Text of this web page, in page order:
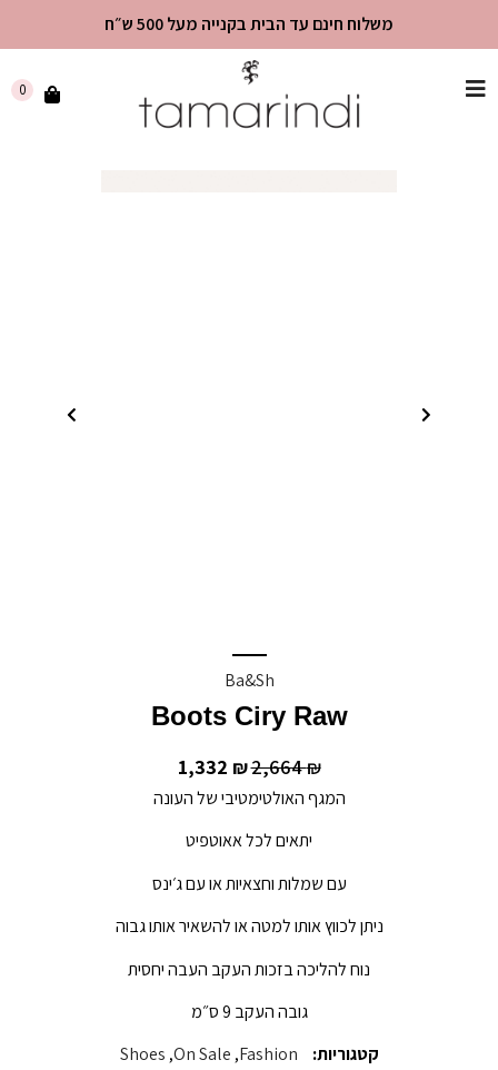
שִׂים
משלוח חינם עד הבית בקנייה מעל 500 ש״ח
0
Ba&sh
Boots Ciry Raw
2,664₪
1,332 ₪
המגף האולטימטיבי של העונה
יתאים לכל אאוטפיט
עם שמלות וחצאיות או עם ג׳ינס
ניתן לכווץ אותו למטה או להשאיר אותו גבוה
נוח להליכה בזכות העקב העבה יחסית
גובה העקב 9 ס״מ
קטגוריות:
Fashion
,
On Sale
,
Shoes